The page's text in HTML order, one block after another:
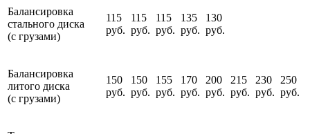
Балансировка
стального диска
(с грузами)
115
руб.
115
руб.
115
руб.
135
руб.
130
руб.
Балансировка
литого диска
(с грузами)
150
руб.
150
руб.
155
руб.
170
руб.
200
руб.
215
руб.
230
руб.
250
руб.